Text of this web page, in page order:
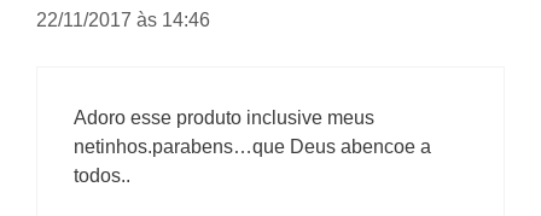
22/11/2017 às 14:46
Adoro esse produto inclusive meus
netinhos.parabens…que Deus abencoe a
todos..